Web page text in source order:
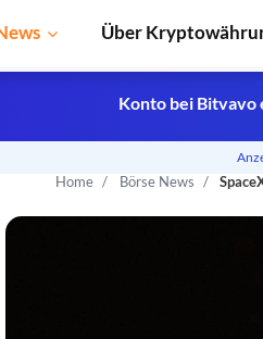
Über
Home Börse News
Konto bei Bitvavo